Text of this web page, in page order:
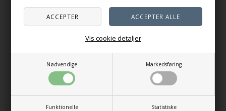
Nødvendige Markedsføring
Funktionelle Statistiske
Vis cookie detaljer
CocoKnits - Small Colorful
Ring Stitch Markers
110,00DKK
CocoKnits - Jumbo Ring
Stitch Markers
110,00DKK
Andre købte også